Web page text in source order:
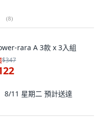
(8)
rara A 3款 x 3入組
$347
8/11 星期二 預計送達